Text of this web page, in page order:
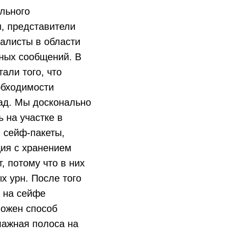
представители
в области
сообщений. В
того, что
Мы досконально
участке в
сейф-пакеты,
с хранением
потому что в них
урн. После того
на сейфе
способ
полоса на